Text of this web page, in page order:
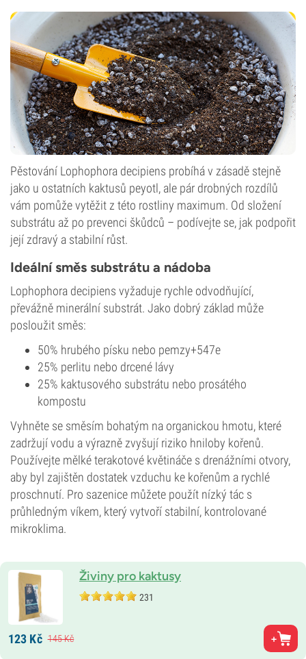
Pěstování Lophophora decipiens probíhá v zásadě stejně
jako u ostatních kaktusů peyotl, ale pár drobných rozdílů
vám pomůže vytěžit z této rostliny maximum. Od složení
substrátu až po prevenci škůdců – podívejte se, jak podpořit
její zdravý a stabilní růst.
Ideální směs substrátu a nádoba
Lophophora decipiens vyžaduje rychle odvodňující,
převážně minerální substrát. Jako dobrý základ může
posloužit směs:
50% hrubého písku nebo pemzy+547e
25% perlitu nebo drcené lávy
25% kaktusového substrátu nebo prosátého
kompostu
Vyhněte se směsím bohatým na organickou hmotu, které
zadržují vodu a výrazně zvyšují riziko hniloby kořenů.
Používejte mělké terakotové květináče s drenážními otvory,
aby byl zajištěn dostatek vzduchu ke kořenům a rychlé
proschnutí. Pro sazenice můžete použít nízký tác s
průhledným víkem, který vytvoří stabilní, kontrolované
mikroklima.
Živiny pro kaktusy
231
123 Kč 145Kč